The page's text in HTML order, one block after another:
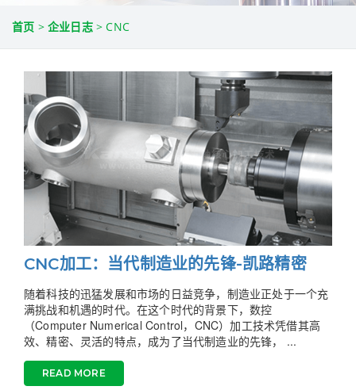
首页 >企业日志>CNC
CNC加工：当代制造业的先锋-凯路精密
随着科技的迅猛发展和市场的日益竞争，制造业正处于一个充
满挑战和机遇的时代。在这个时代的背景下，数控
（Computer Numerical Control，CNC）加工技术凭借其高
效、精密、灵活的特点，成为了当代制造业的先锋， ...
READ MORE